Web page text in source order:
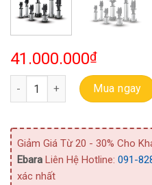
41.000.000₫
Bơm Đa Tầng Cánh Trục Đứng
Mua ngay
Giảm Giá Từ 20 - 30% Cho
Ebara Liên Hệ Hotline: 091-
xác nhất